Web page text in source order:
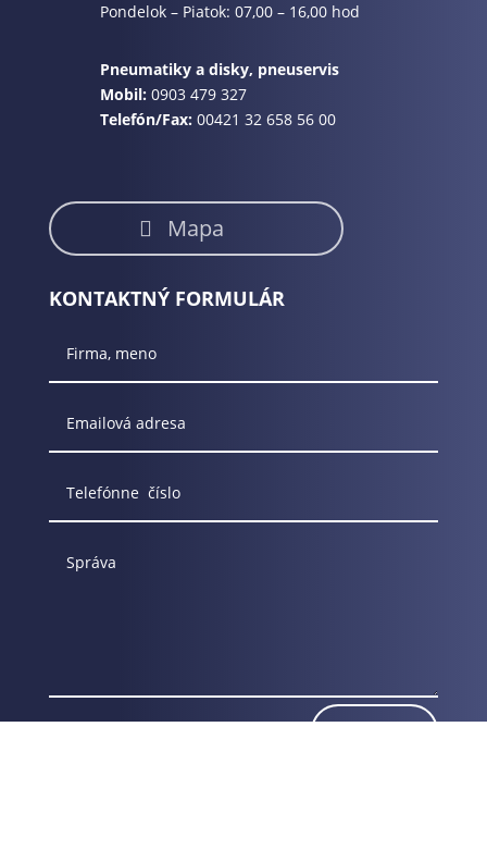
Pondelok – Piatok: 07,00 – 16,00 hod
Pneumatiky a disky, pneuservis
Mobil: 0903 479 327
Telefón/Fax:00421 32 658 56 00
Mapa
KONTAKTNÝ FORMULÁR
Odoslať